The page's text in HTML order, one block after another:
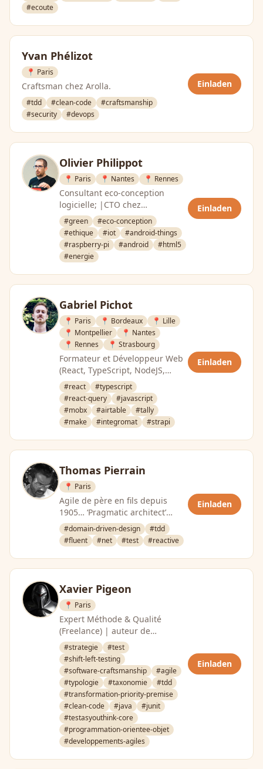
#ecoute
Yvan Phélizot
📍 Paris
Craftsman chez Arolla.
#tdd #clean-code
#craftsmanship
#security
#devops
Einladen
Olivier Philippot
📍 Paris 📍 Nantes 📍 Rennes
Consultant eco-conception
logicielle; |CTO chez
Greenspector
#green
#eco-conception
#ethique
#iot
#android-things
#raspberry-pi
#android
#html5
#energie
Einladen
Gabriel Pichot
📍 Paris 📍 Bordeaux
📍 Lille
📍 Montpellier
📍 Nantes
📍 Rennes
📍 Strasbourg
Formateur et Développeur Web
(React, TypeScript, NodeJS,
NoCode & Low Code). CTO
Consultant. CTO @CraftValue. …
#react
#typescript
#react-query
#javascript
#mobx
#airtable
#tally
#make
#integromat #strapi
Einladen
Thomas Pierrain
📍 Paris
Agile de père en fils depuis
1905… ‘Pragmatic architect’
travaillant sur des
problématiques low …
#domain-driven-design
#tdd
#fluent
#net #test #reactive
Einladen
Xavier Pigeon
📍 Paris
Expert Méthode & Qualité
(Freelance) | auteur de
GearsOfTesting.org |
développeur de
TestAsYouThink.org
#strategie
#test
#shift-left-testing
#software-craftsmanship
#agile
#typologie
#taxonomie
#tdd
#transformation-priority-premise
#clean-code
#java
#junit
#testasyouthink-core
#programmation-orientee-objet
#developpements-agiles
Einladen